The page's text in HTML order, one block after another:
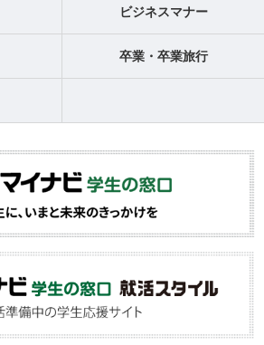
ビジネスマナー
卒業・卒業旅行